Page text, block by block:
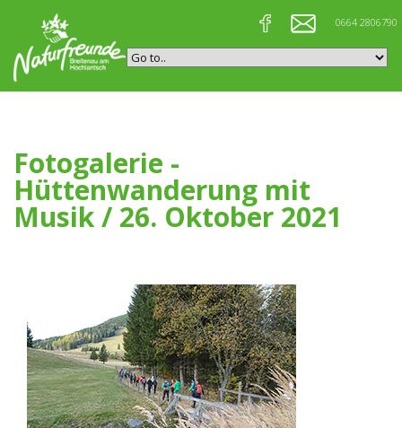
0664 2806790
Fotogalerie -
Hüttenwanderung mit
Musik / 26. Oktober 2021